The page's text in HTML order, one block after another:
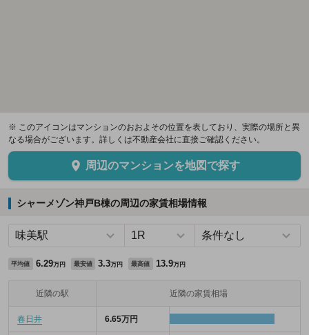
※ このアイコンはマンションのおおよその位置を表しており、実際の場所と異
なる場合がございます。詳しくは不動産会社に直接ご確認ください。
周辺のマンションを地図で探す
シャーメゾン神戸B棟の周辺の家賃相場情報
平均値 6.29万円 最安値 3.3万円 最高値 13.9万円
近隣の駅 近隣の家賃相場
春日井 6.65万円